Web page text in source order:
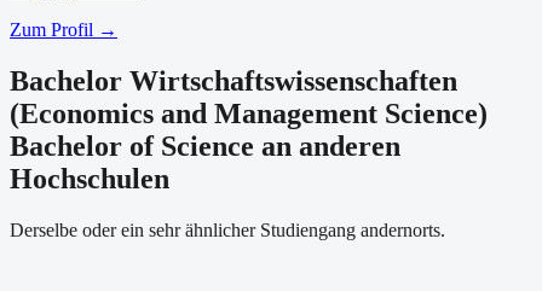
Zum Profil →
Bachelor Wirtschaftswissenschaften
(Economics and Management Science)
Bachelor of Science an anderen
Hochschulen
Derselbe oder ein sehr ähnlicher Studiengang andernorts.